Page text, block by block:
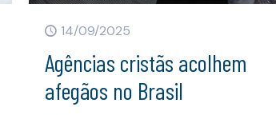
14/09/2025
Agências cristãs acolhem
afegãos no Brasil